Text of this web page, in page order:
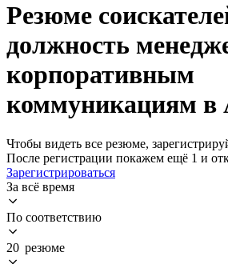
Резюме
должность
корпоративным
коммуникациям в
Чтобы видеть все резюме,
После регистрации покажем ещё 1 и
Зарегистрироваться
За всё время
По соответствию
20 резюме